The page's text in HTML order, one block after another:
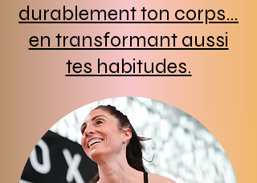
durablement ton corps…
en transformant aussi
tes habitudes.